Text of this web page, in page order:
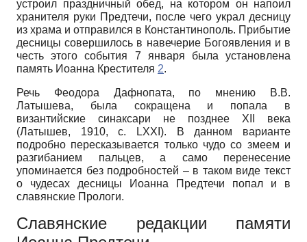
устроил праздничный обед, на котором он напоил
хранителя руки Предтечи, после чего украл десницу
из храма и отправился в Константинополь. Прибытие
десницы совершилось в навечерие Богоявления и в
честь этого события 7 января была установлена
память Иоанна Крестителя 2.
Речь Феодора Дафнопата, по мнению В.В.
Латышева, была сокращена и попала в
византийские синаксари не позднее XII века
(Латышев, 1910, с. LXXI). В данном варианте
подробно пересказывается только чудо со змеем и
разгибанием пальцев, а само перенесение
упоминается без подробностей – в таком виде текст
о чудесах десницы Иоанна Предтечи попал и в
славянские Прологи.
Славянские редакции памяти